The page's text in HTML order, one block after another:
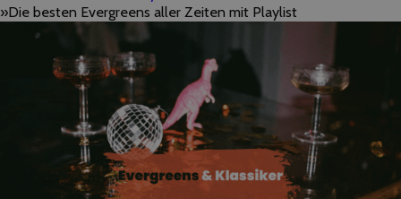
Die besten Evergreens aller Zeiten mit Playlist